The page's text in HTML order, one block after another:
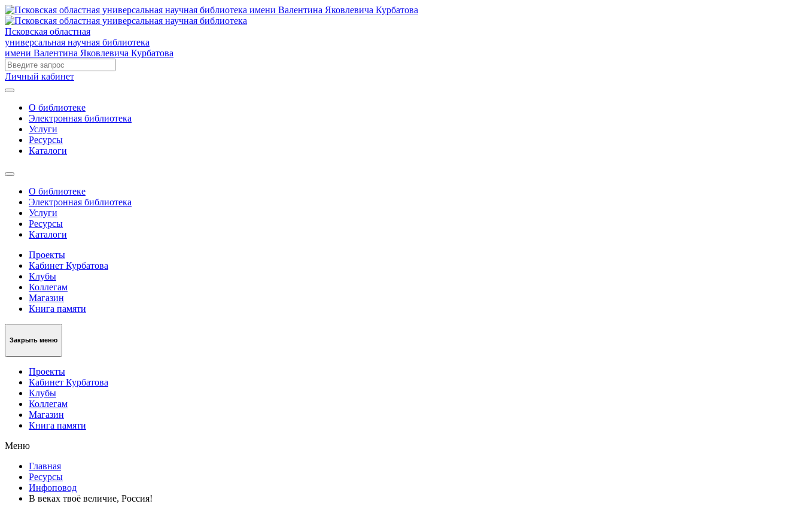
Псковская областная
универсальная научная библиотека
имени Валентина Яковлевича Курбатова
Личный кабинет
О библиотеке
Электронная библиотека
Услуги
Ресурсы
Каталоги
О библиотеке
Электронная библиотека
Услуги
Ресурсы
Каталоги
Проекты
Кабинет Курбатова
Клубы
Коллегам
Магазин
Книга памяти
Закрыть меню
Проекты
Кабинет Курбатова
Клубы
Коллегам
Магазин
Книга памяти
Меню
Главная
Ресурсы
Инфоповод
В веках твоё величие, Россия!